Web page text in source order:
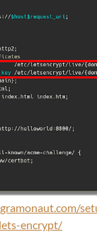
encrypt/